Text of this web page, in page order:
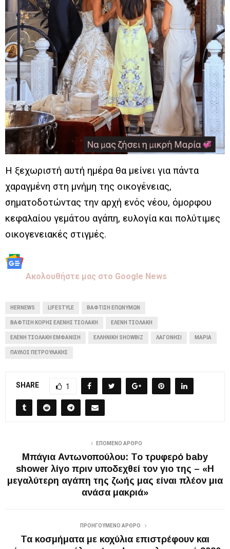
Η ξεχωριστή αυτή ημέρα θα μείνει για πάντα
χαραγμένη στη μνήμη της οικογένειας,
σηματοδοτώντας την αρχή ενός νέου, όμορφου
κεφαλαίου γεμάτου αγάπη, ευλογία και πολύτιμες
οικογενειακές στιγμές.
Aκολουθήστε μας στo Google News
HERNEWS LIFESTYLE ΒΆΦΤΙΣΗ ΕΠΩΝΎΜΩΝ
ΒΆΦΤΙΣΗ ΚΌΡΗΣ ΕΛΈΝΗΣ ΤΣΟΛΆΚΗ ΕΛΈΝΗ ΤΣΟΛΆΚΗ
ΕΛΈΝΗ ΤΣΟΛΆΚΗ ΕΜΦΆΝΙΣΗ ΕΛΛΗΝΙΚΉ SHOWBIZ ΛΑΓΟΝΉΣΙ ΜΑΡΊΑ
ΠΑΎΛΟΣ ΠΕΤΡΟΥΛΆΚΗΣ
SHARE 1
ΕΠΌΜΕΝΟ ΆΡΘΡΟ
Μπάγια Αντωνοπούλου: Το τρυφερό baby
shower λίγο πριν υποδεχθεί τον γιο της – «Η
μεγαλύτερη αγάπη της ζωής μας είναι πλέον μια
ανάσα μακριά»
ΠΡΟΗΓΟΎΜΕΝΟ ΆΡΘΡΟ
Τα κοσμήματα με κοχύλια επιστρέφουν και